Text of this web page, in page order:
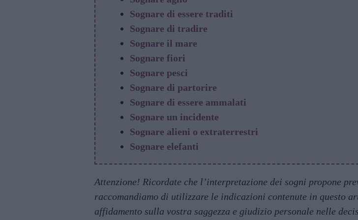
Sognare di essere traditi
Sognare di tradire
Sognare il mare
Sognare fiori
Sognare pesci
Sognare di partorire
Sognare di essere ammalati
Sognare un incidente
Sognare alieni o extraterrestri
Sognare elefanti
Attenzione! Ricordate che l’interpretazione dei sogni propone
raccomandiamo di utilizzare le indicazioni contenute in questo
affidamento sulla vostra saggezza e giudizio personale nelle